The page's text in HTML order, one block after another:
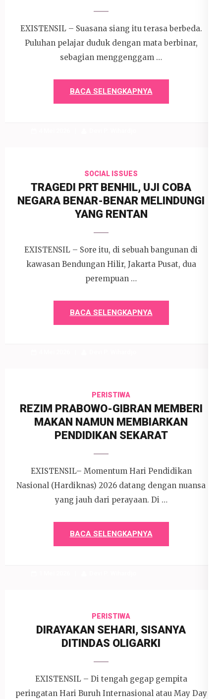
EXISTENSIL – Suasana siang itu terasa berbeda.
Puluhan pelajar duduk dengan mata berbinar,
sebagian menggenggam …
BACA SELENGKAPNYA
SOCIAL ISSUES
TRAGEDI PRT BENHIL, UJI COBA
NEGARA BENAR-BENAR MELINDUNGI
YANG RENTAN
EXISTENSIL – Sore itu, di sebuah bangunan di
kawasan Bendungan Hilir, Jakarta Pusat, dua
perempuan …
BACA SELENGKAPNYA
PERISTIWA
REZIM PRABOWO-GIBRAN MEMBERI
MAKAN NAMUN MEMBIARKAN
PENDIDIKAN SEKARAT
EXISTENSIL– Momentum Hari Pendidikan
Nasional (Hardiknas) 2026 datang dengan nuansa
yang jauh dari perayaan. Di …
BACA SELENGKAPNYA
PERISTIWA
DIRAYAKAN SEHARI, SISANYA
DITINDAS OLIGARKI
EXISTENSIL – Di tengah gegap gempita
peringatan Hari Buruh Internasional atau May Day